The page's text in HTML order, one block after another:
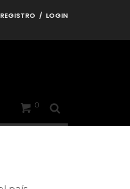
REGISTRO / LOGIN
0